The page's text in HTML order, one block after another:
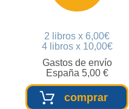
2 libros x 6,00€
4 libros x 10,00€
Gastos de envío
España 5,00 €
comprar